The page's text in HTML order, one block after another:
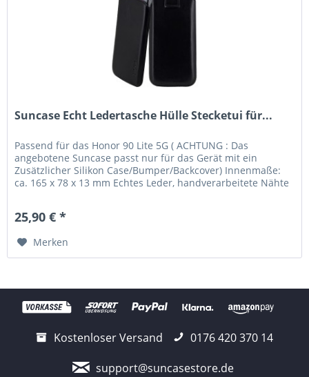
Suncase Echt Ledertasche Hülle Stecketui für...
Passend für das Honor 90 Lite 5G ( ACHTUNG : Das
angebotene Suncase passt nur für das Gerät mit ein
Zusätzlicher Silikon Case/Bumper/Backcover) Innenmaße:
ca. 165 x 78 x 13 mm Echtes Leder, handverarbeitete Nähte
25,90 € *
Merken
Kostenloser Versand
0176 420 370 14
support@suncasestore.de